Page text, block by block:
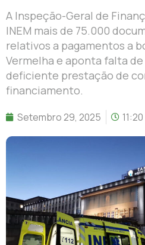
A Inspeção-Geral de
INEM mais de 75.000
relativos a pagamentos a
Vermelha e aponta falta
deficiente prestação de
financiamento.
Setembro 29, 2025 11:20